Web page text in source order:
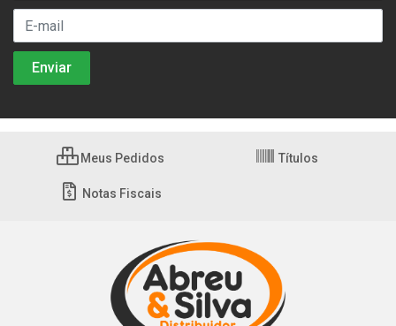
Meus Pedidos Títulos
Notas Fiscais